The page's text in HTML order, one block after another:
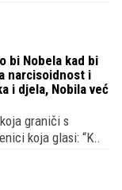
bi Nobela kad bi
narcisoidnost i
i djela, Nobila već
graniči s
koja glasi: “K..